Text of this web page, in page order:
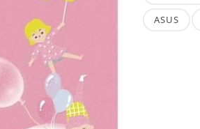
ASUS